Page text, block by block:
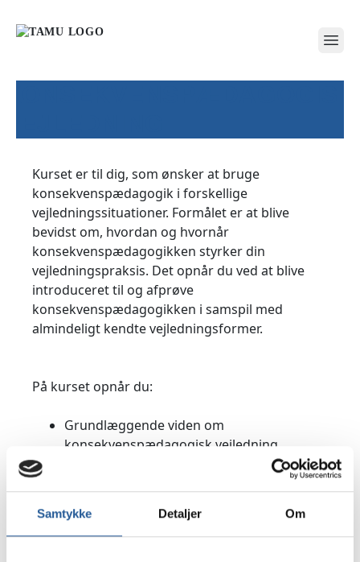
Samtykke Detaljer Om
open
Kurset er til dig, som ønsker at bruge
konsekvenspædagogik i forskellige
vejledningssituationer. Formålet er at blive
bevidst om, hvordan og hvornår
konsekvenspædagogikken styrker din
vejledningspraksis. Det opnår du ved at blive
introduceret til og afprøve
konsekvenspædagogikken i samspil med
almindeligt kendte vejledningsformer.
På kurset opnår du:
Grundlæggende viden om
konsekvenspædagogisk vejledning
spontan og faglig
Kompetencer til at udfordre egen